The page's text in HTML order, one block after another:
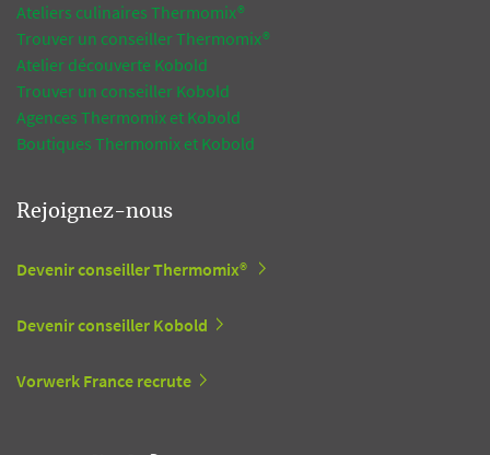
Ateliers culinaires Thermomix®
Trouver un conseiller Thermomix®
Atelier découverte Kobold
Trouver un conseiller Kobold
Agences Thermomix et Kobold
Boutiques Thermomix et Kobold
Rejoignez-nous
Devenir conseiller Thermomix®
Devenir conseiller Kobold
Vorwerk France recrute